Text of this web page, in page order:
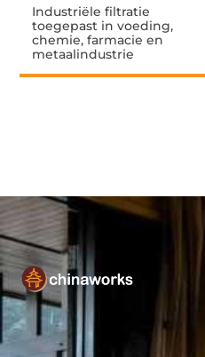
Industriële filtratie
toegepast in voeding,
chemie, farmacie en
metaalindustrie